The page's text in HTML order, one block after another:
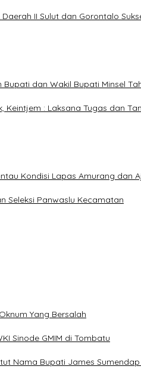
Daerah II Sulut dan Gorontalo
Bupati dan Wakil Bupati Minsel
Keintjem : Laksana Tugas dan
Kondisi Lapas Amurang dan
Seleksi Panwaslu Kecamatan
Yang Bersalah
Sinode GMIM di Tombatu
Nama Bupati James